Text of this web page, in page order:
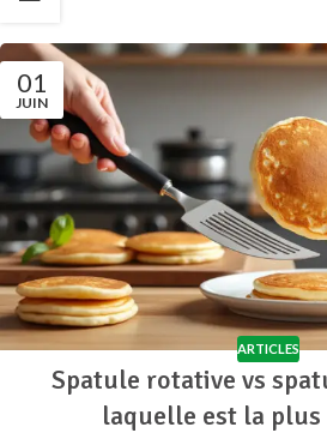
01
JUIN
ARTICLES
Spatule rotative vs
laquelle est la plus